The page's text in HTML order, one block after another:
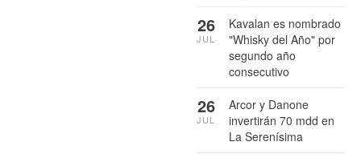
Kavalan es nombrado
"Whisky del Año" por
segundo año
consecutivo
26
JUL
Arcor y Danone
invertirán 70 mdd en
La Serenísima
26
JUL